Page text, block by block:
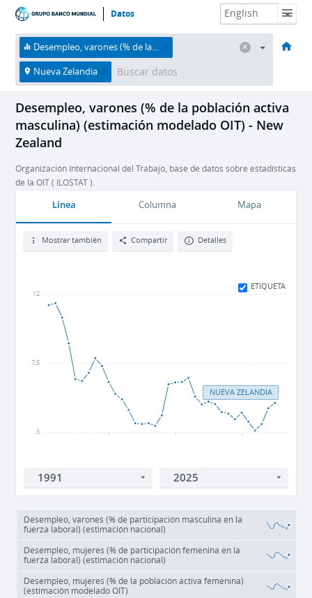
Datos
HOME Economías Temas Datos y recursos Sobre nosotros
Desempleo, varones (% de la población activa masculina) (estimación modelado OIT)
Nueva Zelandia
Desempleo, varones (% de la población activa
masculina) (estimación modelado OIT) - New
Zealand
Organización Internacional del Trabajo, base de datos sobre estadísticas
de la OIT ( ILOSTAT ).
Línea Columna Mapa
Mostrar también Compartir Detalles
ETIQUETA
3
7,5
12
NUEVA ZELANDIA
Desempleo, varones (% de participación masculina en la
fuerza laboral) (estimación nacional)
Desempleo, mujeres (% de participación femenina en la
fuerza laboral) (estimación nacional)
Desempleo, mujeres (% de la población activa femenina)
(estimación modelado OIT)